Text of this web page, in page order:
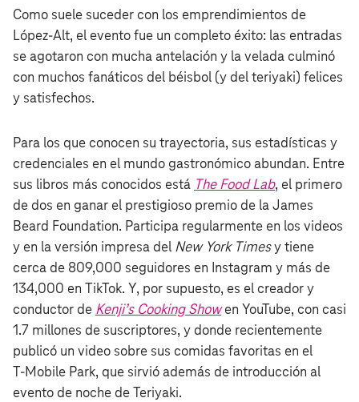
Como suele suceder con los emprendimientos de
López-Alt, el evento fue un completo éxito: las entradas
se agotaron con mucha antelación y la velada culminó
con muchos fanáticos del béisbol (y del teriyaki) felices
y satisfechos.
Para los que conocen su trayectoria, sus estadísticas y
credenciales en el mundo gastronómico abundan. Entre
sus libros más conocidos está The Food Lab, el primero
de dos en ganar el prestigioso premio de la James
Beard Foundation. Participa regularmente en los videos
y en la versión impresa del New York Timesy tiene
cerca de 809,000 seguidores en Instagram y más de
134,000 en TikTok. Y, por supuesto, es el creador y
conductor de Kenji’s Cooking Showen YouTube, con casi
1.7 millones de suscriptores, y donde recientemente
publicó un video sobre sus comidas favoritas en el
T‑Mobile Park, que sirvió además de introducción al
evento de noche de Teriyaki.